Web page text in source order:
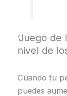
‘Juego de
nivel de
Cuando tu
puedes